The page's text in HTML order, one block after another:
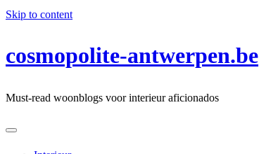
Skip to content
cosmopolite-antwerpen.be
Must-read woonblogs voor interieur aficionados